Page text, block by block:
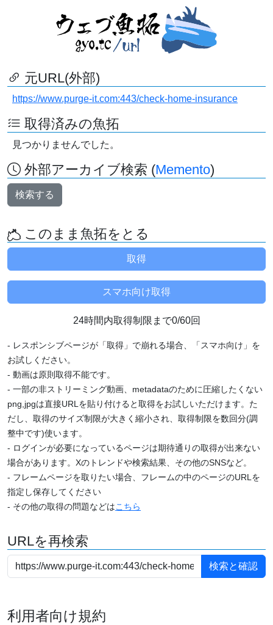
元URL(外部)
https://www.purge-it.com:443/check-home-insurance
取得済みの魚拓
見つかりませんでした。
外部アーカイブ検索 (Memento)
検索する
このまま魚拓をとる
24時間内取得制限まで0/60回
- レスポンシブページが「取得」で崩れる場合、「スマホ向け」を
お試しください。
- 動画は原則取得不能です。
- 一部の非ストリーミング動画、metadataのために圧縮したくない
png,jpgは直接URLを貼り付けると取得をお試しいただけます。た
だし、取得のサイズ制限が大きく縮小され、取得制限を数回分(調
整中です)使います。
- ログインが必要になっているページは期待通りの取得が出来ない
場合があります。Xのトレンドや検索結果、その他のSNSなど。
- フレームページを取りたい場合、フレームの中のページのURLを
指定し保存してください
- その他の取得の問題などはこちら
URLを再検索
利用者向け規約